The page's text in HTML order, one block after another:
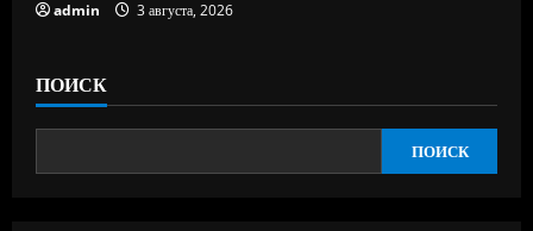
admin 3 августа, 2026
ПОИСК
ПОИСК